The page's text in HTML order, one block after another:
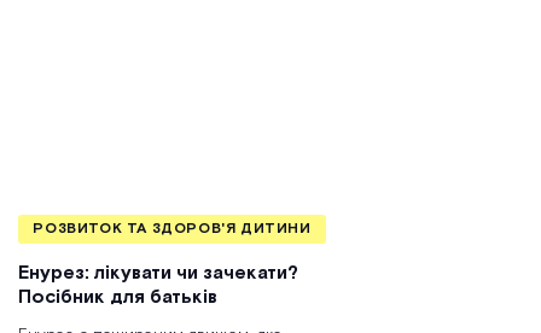
РОЗВИТОК ТА ЗДОРОВ'Я ДИТИНИ
Енурез: лікувати чи зачекати?
Посібник для батьків